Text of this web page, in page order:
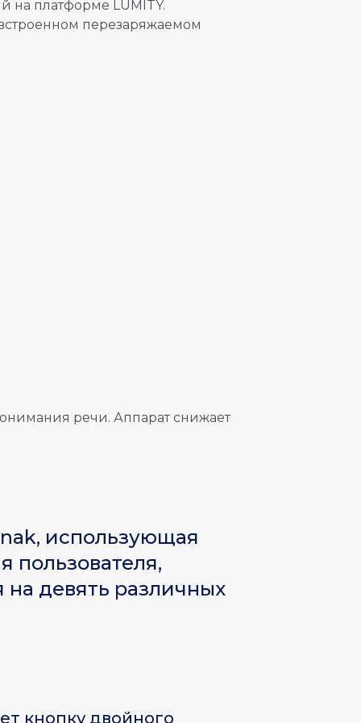
на платформе LUMITY.
перезаряжаемом
речи. Аппарат снижает
использующая
пользователя,
на девять различных
кнопку двойного